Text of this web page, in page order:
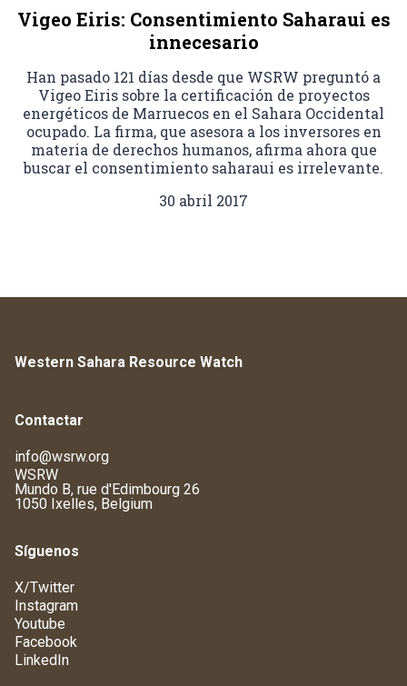
Vigeo Eiris: Consentimiento Saharaui es
innecesario
Han pasado 121 días desde que WSRW preguntó a
Vigeo Eiris sobre la certificación de proyectos
energéticos de Marruecos en el Sahara Occidental
ocupado. La firma, que asesora a los inversores en
materia de derechos humanos, afirma ahora que
buscar el consentimiento saharaui es irrelevante.
30 abril 2017
Western Sahara Resource Watch
Contactar
info@wsrw.org
WSRW
Mundo B, rue d'Edimbourg 26
1050 Ixelles, Belgium
Síguenos
X/Twitter
Instagram
Youtube
Facebook
LinkedIn